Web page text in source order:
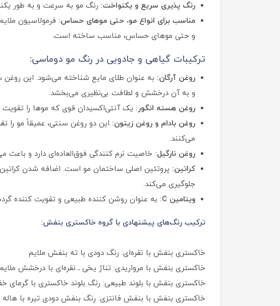
رنگ‌ پذیری سریع و یکنواخت: رنگ مو به سرعت و به طور
مناسب برای انواع مو، حتی موهای حساس: فرمولاسیون
و حتی موهای حساس، مناسب ساخته است.
ترکیبات گیاهی و جادویی در رنگ مو دوماسی:
روغن آرگان:
و به آن درخشش و لطافت بی‌نظیری می‌بخشد.
روغن هسته انگور: یک آنتی‌اکسیدان قوی که موها را
روغن بادام و روغن زیتون: این دو روغن سنتی، عمیقاً مو را
می‌کنند.
روغن نارگیل: خاصیت نرم کنندگی فوق‌العاده‌ای دارد و
کراتین: پروتئین اصلی ساختمان مو است. اضافه شدن
جلوگیری می‌کند.
ویتامین C:
به عنوان روشن کننده طبیعی و تقویت کننده
ترکیب رنگ‌های پیشنهادی با گروه خاکستری بنفش:
خاکستری بنفش با نقره‌ای: رنگ دودی با ته بنفش ملایم
خاکستری بنفش با مرواریدی: تناژ یخی ـ نقره‌ای با درخشش
خاکستری بنفش با بلوند طبیعی: رنگ بلوند خاکستری با گرمای
خاکستری بنفش با بنفش فانتزی: رنگ بنفش دودی تیره با